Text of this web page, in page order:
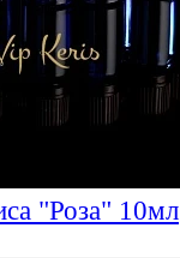
"Роза" 10мл